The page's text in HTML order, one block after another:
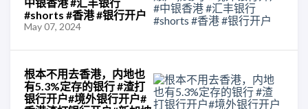
#shorts #香港 #银行开户
May 07, 2024
根本不用去香港，内地也
有5.3%定存的银行 #渣打
银行开户#境外银行开户#